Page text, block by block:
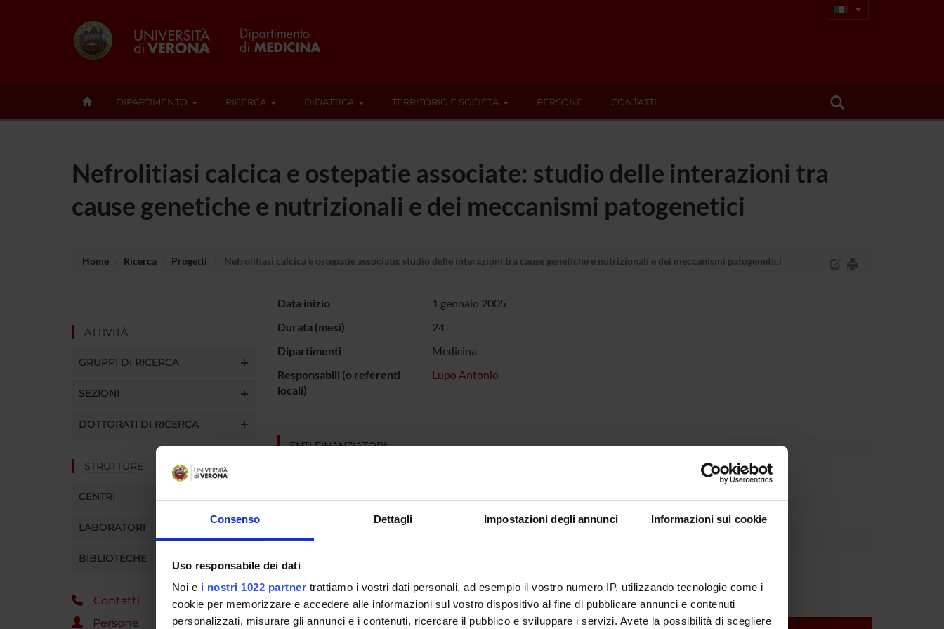
Consenso Dettagli Impostazioni degli annunci Informazioni sui cookie
Uso responsabile dei dati
Noi e i nostri 1022 partner trattiamo i vostri dati personali, ad esempio il vostro numero IP, utilizzando tecnologie come i
cookie per memorizzare e accedere alle informazioni sul vostro dispositivo al fine di pubblicare annunci e contenuti
personalizzati, misurare gli annunci e i contenuti, ricercare il pubblico e sviluppare i servizi. Avete la possibilità di scegliere
DIPARTIMENTO RICERCA DIDATTICA TERRITORIO E SOCIETÀ PERSONE CONTATTI
Nefrolitiasi calcica e ostepatie associate: studio delle interazioni tra
cause genetiche e nutrizionali e dei meccanismi patogenetici
Home Ricerca Progetti Nefrolitiasi calcica e ostepatie associate: studio delle interazioni tra cause genetiche e nutrizionali e dei meccanismi patogenetici
ATTIVITÀ
GRUPPI DI RICERCA
SEZIONI
DOTTORATI DI RICERCA
STRUTTURE
CENTRI
LABORATORI
BIBLIOTECHE
Contatti
Persone
Data inizio
1 gennaio 2005
Durata (mesi)
24
Dipartimenti
Medicina
Responsabili (o referenti
locali)
Lupo Antonio
ENTI FINANZIATORI:
PARTECIPANTI AL PROGETTO
Giovanni Gambaro